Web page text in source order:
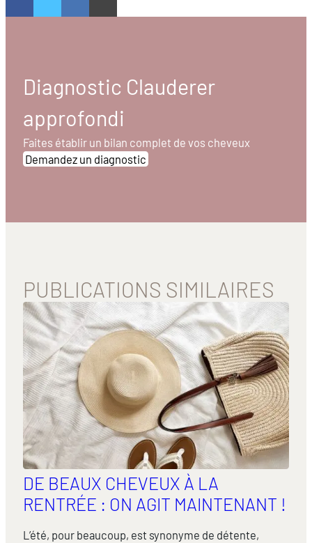
Diagnostic Clauderer
approfondi
Faites établir un bilan complet de vos cheveux
Demandez un diagnostic
PUBLICATIONS SIMILAIRES
DE BEAUX CHEVEUX À LA
RENTRÉE : ON AGIT MAINTENANT !
L’été, pour beaucoup, est synonyme de détente,